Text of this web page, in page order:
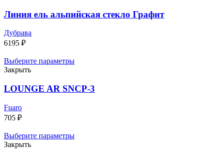
Линия ель альпийская стекло Графит
Дубрава
6195 ₽
Выберите параметры
Закрыть
LOUNGE AR SNCP-3
Fuaro
705 ₽
Выберите параметры
Закрыть